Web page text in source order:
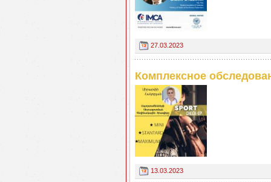
27.03.2023
Комплексное
13.03.2023